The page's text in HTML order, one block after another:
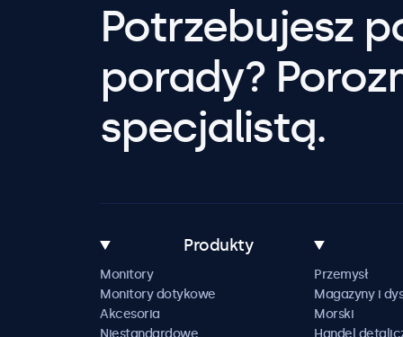
Potrzebujesz
porady?
specjalistą.
Produkty
Monitory
Monitory dotykowe
Akcesoria
Niestandardowe
Przemysł
Magazyny i
Morski
Handel